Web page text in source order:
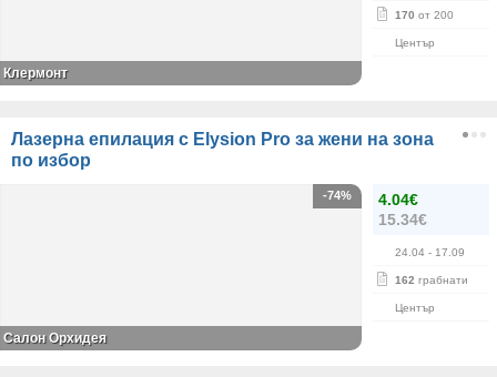
170 от 200
Център
Клермонт
Лазерна епилация с Elysion Pro за жени на зона
по избор
4.04€
15.34€
24.04 - 17.09
162 грабнати
Център
-74%
Салон Орхидея